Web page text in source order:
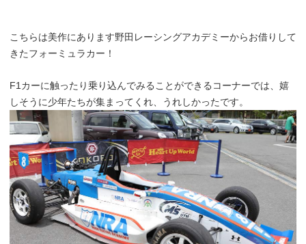
こちらは美作にあります野田レーシングアカデミーからお借りして
きたフォーミュラカー！
F1カーに触ったり乗り込んでみることができるコーナーでは、嬉
しそうに少年たちが集まってくれ、うれしかったです。